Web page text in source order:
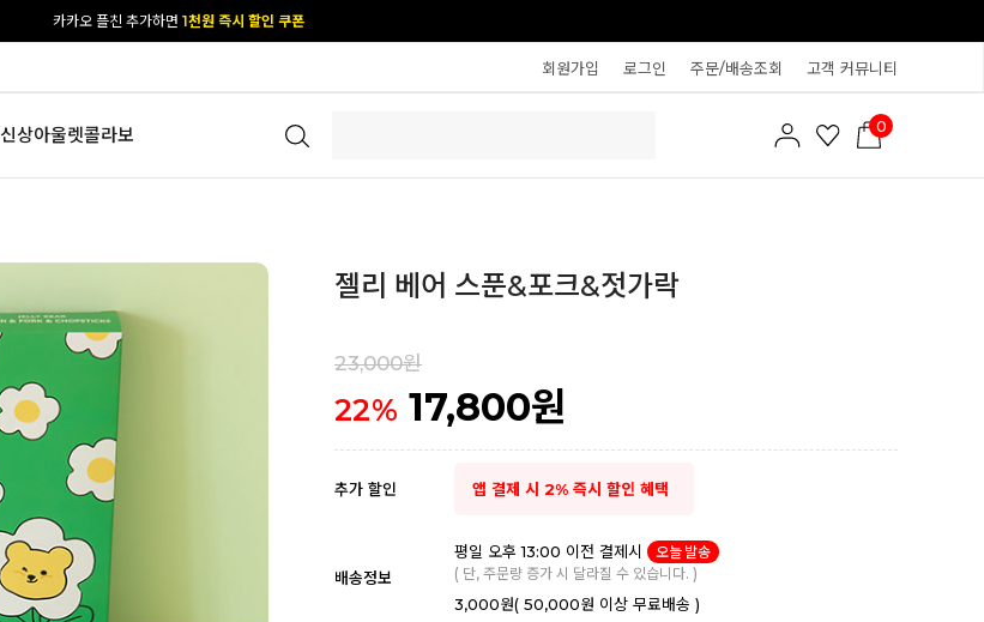
카카오 플친 추가하면 1천원 즉시 할인 쿠폰
회원가입 로그인 주문/배송조회 고객 커뮤니티
신상아울렛콜라보 0
젤리 베어 스푼&포크&젓가락
23,000원
22% 17,800원
추가 할인 앱 결제 시 2% 즉시 할인 혜택
배송정보
평일 오후 13:00 이전 결제시
오늘 발송
( 단, 주문량 증가 시 달라질 수 있습니다. )
3,000원( 50,000원 이상 무료배송 )